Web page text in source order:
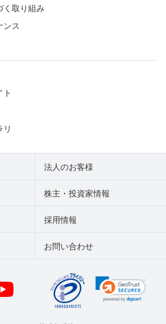
く取り組み
ンス
ト
リ
法人のお客様
株主・投資家情報
お問い合わせ
採用情報